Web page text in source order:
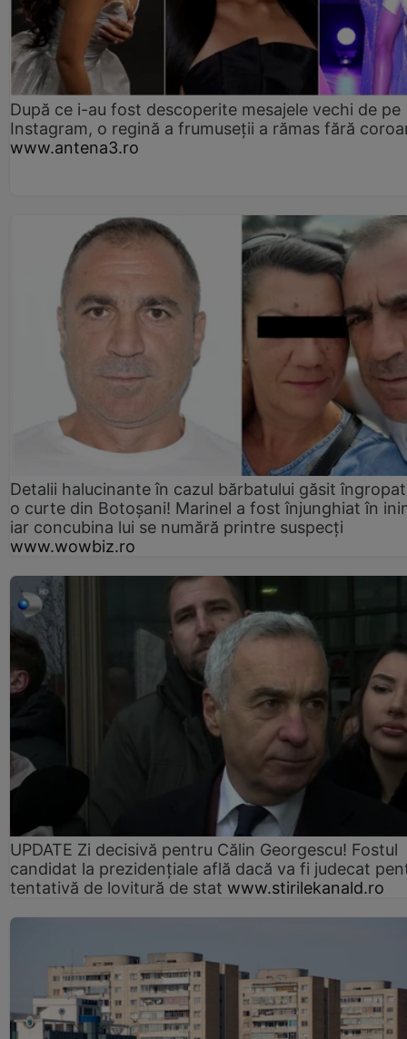
După ce i-au fost descoperite mesajele vechi de pe
Instagram, o regină a frumuseții a rămas fără
www.antena3.ro
Detalii halucinante în cazul bărbatului găsit
o curte din Botoșani! Marinel a fost înjunghiat în
iar concubina lui se numără printre suspecți
www.wowbiz.ro
UPDATE Zi decisivă pentru Călin Georgescu! Fostul
candidat la prezidențiale află dacă va fi judecat
tentativă de lovitură de stat www.stirilekanald.ro